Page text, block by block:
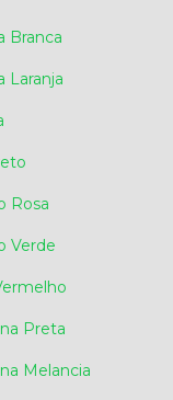
Branca
Laranja
Rosa
Verde
Preta
Melancia